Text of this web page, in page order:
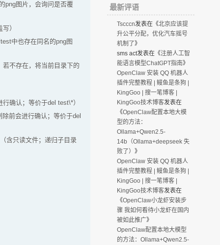
png图片，会询问是否覆
）
中也存在同名的png图
不存在，将当前目录下的
确认；等价于del test\*）
前会进行确认；等价于del
含只读文件；递归子目录
最新评语
Tscccn发表在《北京应该提
升公平分配，优化汽车摇号
机制了》
sms act发表在《注册人工智
能语言模型ChatGPT指南》
OpenClaw 安装 QQ 机器人
插件完整教程 | 鳗鱼是条狗 |
KingGoo | 搜一笔博客 |
KingGoo技术博客发表在
《OpenClaw配置本地大模
型的方法：
Ollama+Qwen2.5-
14b（Ollama+deepseek 失
败了）
》
OpenClaw 安装 QQ 机器人
插件完整教程 | 鳗鱼是条狗 |
KingGoo | 搜一笔博客 |
KingGoo技术博客发表在
《OpenClaw小龙虾安装步
骤 我如何看待小龙虾在国内
被如此推广》
OpenClaw配置本地大模型
的方法：Ollama+Qwen2.5-